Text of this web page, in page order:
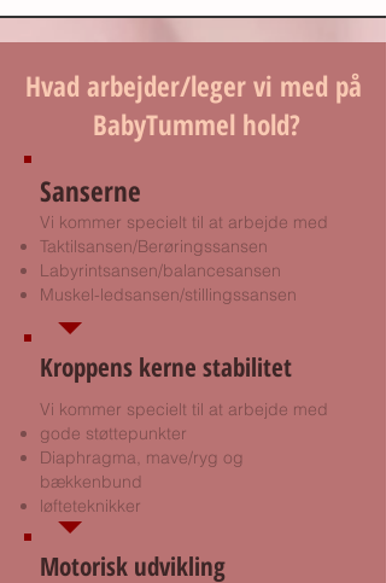
Hvad arbejder/leger vi med på
BabyTummel hold?
Sanserne
Vi kommer specielt til at arbejde med
Taktilsansen/Berøringssansen
Labyrintsansen/balancesansen
Muskel-ledsansen/stillingssansen
Kroppens kerne stabilitet
Vi kommer specielt til at arbejde med
​gode støttepunkter
Diaphragma, mave/ryg og
bækkenbund
løfteteknikker
Motorisk udvikling